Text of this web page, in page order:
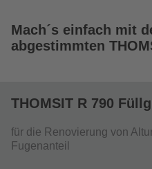
Mach´s einfach mit
abgestimmten
THOMSIT R 790
für die Renovierung von
Fugenanteil